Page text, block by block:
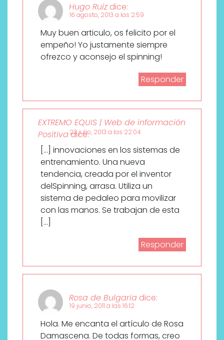
Hugo Ruiz dice:
16 agosto, 2013 a las 2:59
Muy buen articulo, os felicito por el
empeño! Yo justamente siempre
ofrezco y aconsejo el spinning!
Responder
EXTREMO EQUIS | Web de información
Positiva dice:
23 julio, 2013 a las 22:04
[…] innovaciones en los sistemas de
entrenamiento. Una nueva
tendencia, creada por el inventor
delSpinning, arrasa. Utiliza un
sistema de pedaleo para movilizar
con las manos. Se trabajan de esta
[…]
Responder
Rosa de Bulgaria dice:
19 junio, 2011 a las 16:12
Hola. Me encanta el artículo de Rosa
Damascena. De todas formas, creo